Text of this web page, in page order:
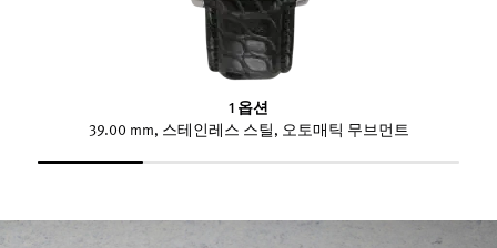
1 옵션
39.00 mm, 스테인레스 스틸, 오토매틱 무브먼트